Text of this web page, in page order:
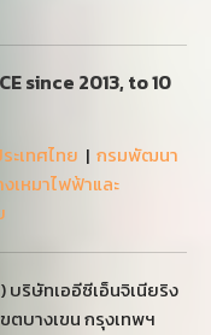
since 2013, to 10
ะเทศไทย | กรมพัฒนา
เหมาไฟฟ้าและ
ริษัทเออีซีเอ็นจิเนียริง
ตบางเขน กรุงเทพฯ